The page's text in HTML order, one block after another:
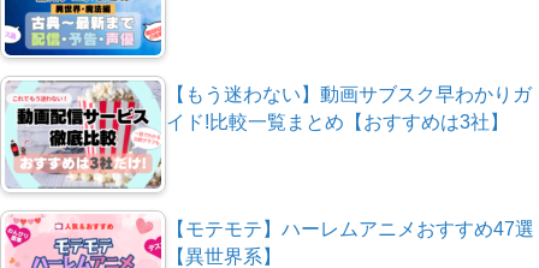
【もう迷わない】動画サブスク早わかりガ
イド!比較一覧まとめ【おすすめは3社】
【モテモテ】ハーレムアニメおすすめ47選
【異世界系】